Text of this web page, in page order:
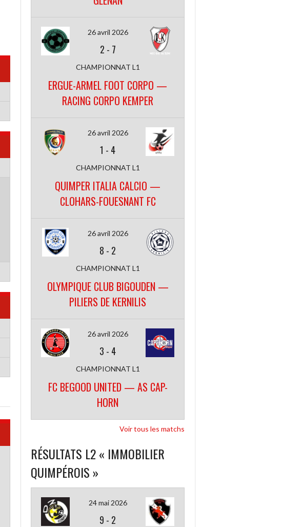
26 avril 2026
2 - 7
CHAMPIONNAT L1
ERGUE-ARMEL FOOT CORPO —
RACING CORPO KEMPER
26 avril 2026
1 - 4
CHAMPIONNAT L1
QUIMPER ITALIA CALCIO —
CLOHARS-FOUESNANT FC
26 avril 2026
8 - 2
CHAMPIONNAT L1
OLYMPIQUE CLUB BIGOUDEN —
PILIERS DE KERNILIS
26 avril 2026
3 - 4
CHAMPIONNAT L1
FC BEGOOD UNITED — AS CAP-
HORN
Voir tous les matchs
RÉSULTATS L2 « IMMOBILIER
QUIMPÉROIS »
24 mai 2026
9 - 2